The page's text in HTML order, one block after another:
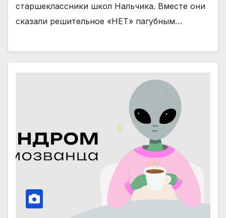
старшеклассники школ Нальчика. Вместе они
сказали решительное «НЕТ» пагубным…